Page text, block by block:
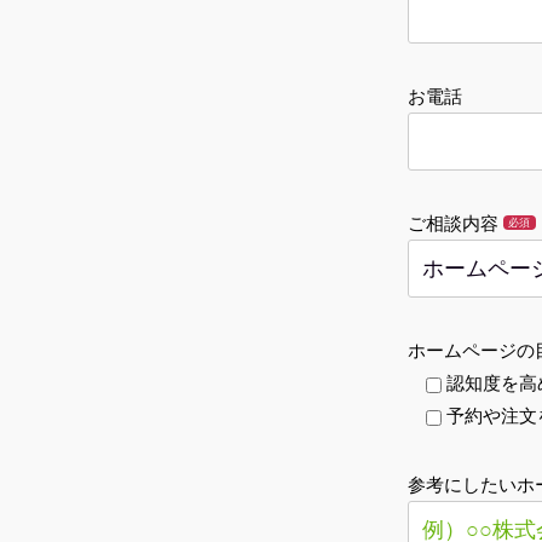
お電話
ご相談内容 必須
ホームページの
認知度を高
予約や注
参考にしたいホ